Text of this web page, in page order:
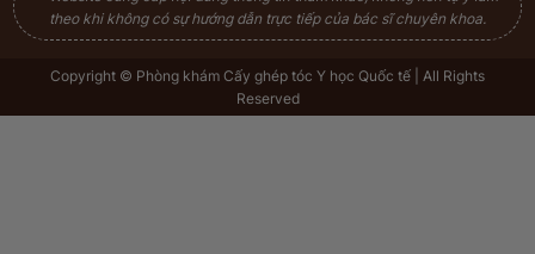
theo khi không có sự hướng dẫn trực tiếp của bác sĩ chuyên khoa.
Copyright © Phòng khám Cấy ghép tóc Y học Quốc tế | All Rights
Reserved